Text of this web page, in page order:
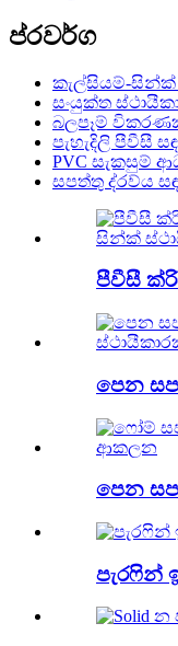
ප්රවර්ග
කැල්සියම්-සින්ක්
සංයුක්ත
බලපෑම්
පැහැදිලි පීවීසී
PVC සැකසුම්
සපත්තු ද්රව්ය
පීවීසී
පෙන
පෙන
පැරෆින්